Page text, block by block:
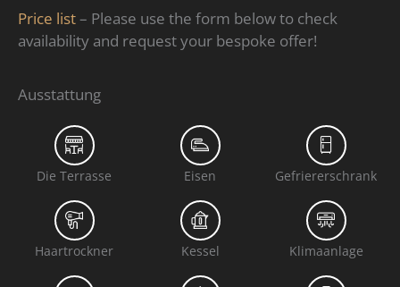
Price list– Please use the form below to check
availability and request your bespoke offer!
Ausstattung
Die Terrasse Eisen Gefriererschrank
Haartrockner Kessel Klimaanlage